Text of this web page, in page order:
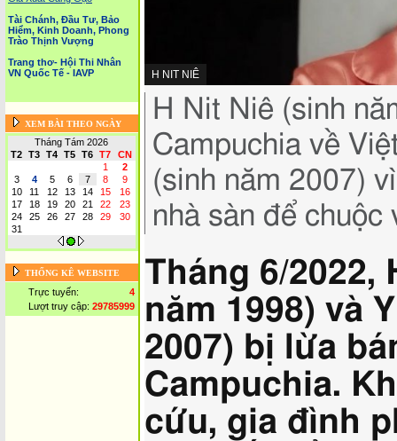
Tài Chánh, Đầu Tư, Bảo
Hiểm, Kinh Doanh, Phong
Trào Thịnh Vượng
Trang thơ- Hội Thi Nhân
VN Quốc Tế - IAVP
XEM BÀI THEO NGÀY
Tháng Tám 2026
T2
T3 T4 T5 T6 T7
CN
1
2
3
4 5 6 7 8
9
10
11 12 13 14 15
16
17
18 19 20 21 22
23
24
25 26 27 28 29
30
31
THỐNG KÊ WEBSITE
Trực tuyến:
4
Lượt truy cập: 29785999
NGUỒN
HÌNH
H NIT NIÊ
Chụp
hình
ảnh,
H Nit Niê (sinh
Campuchia về
(sinh năm 2007)
nhà sàn để chuộc
Tháng 6/2022,
năm 1998) và
2007) bị lừa
Campuchia.
cứu, gia đình